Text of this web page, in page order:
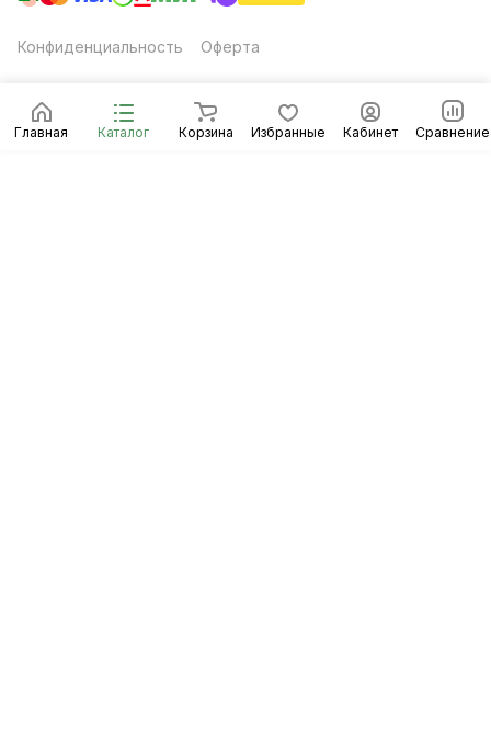
Главная Каталог Корзина Избранные Кабинет Сравнение
Конфиденциальность Оферта